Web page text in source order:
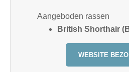
Aangeboden rassen
British Shorthair
WEBSITE